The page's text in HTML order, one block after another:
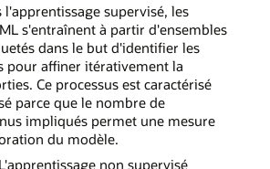
l'apprentissage supervisé, les
s'entraînent à partir d'ensembles
dans le but d'identifier les
pour affiner itérativement la
Ce processus est caractérisé
parce que le nombre de
impliqués permet une mesure
du modèle.
non supervisé